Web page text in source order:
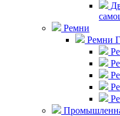
Ремни
Ремни